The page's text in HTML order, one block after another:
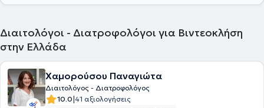
Διαιτολόγοι - Διατροφολόγοι για Βιντεοκλήση
στην Ελλάδα
Χαμορούσου Παναγιώτα
Διαιτολόγος - Διατροφολόγος
10.0|41 αξιολογήσεις